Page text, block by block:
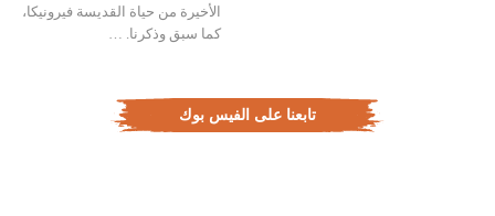
الأخيرة من حياة القديسة فيرونيكا،
كما سبق وذكرنا. …
تابعنا على الفيس بوك